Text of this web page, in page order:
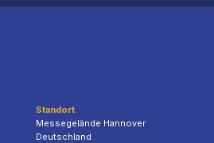
Standort
Messegelände Hannover
Deutschland